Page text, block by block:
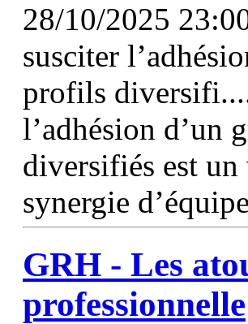
28/10/2025
susciter
profils
l’adhésion d’un
diversifiés est
synergie
GRH - Les
professionnelle